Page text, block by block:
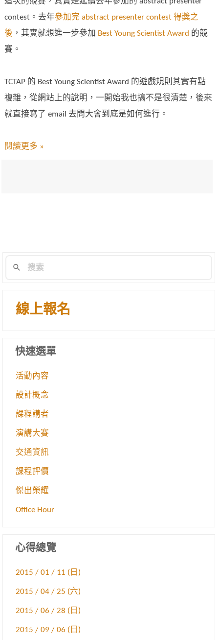
contest。去年參加完 abstract presenter contest 得獎之
後 ，其實就想進一步參加 Best Young Scientist Award 的競
賽。
TCTAP 的 Best Young Scientist Award 的遊戲規則其實有點
複雜，從網站上的說明，一開始我也搞不是很清楚，後來
就直接寫了 email 去問大會到底是如何進行。
閱讀更多 »
線上報名
快速選單
活動內容
設計概念
課程講者
演講大賽
交通資訊
課程評價
傑出榮耀
Office Hour
心得總覽
2015 / 01 / 11 (日)
2015 / 04 / 25 (六)
2015 / 06 / 28 (日)
2015 / 09 / 06 (日)